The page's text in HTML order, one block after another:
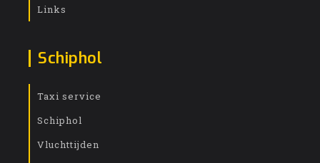
Links
Schiphol
Taxi service
Schiphol
Vluchttijden